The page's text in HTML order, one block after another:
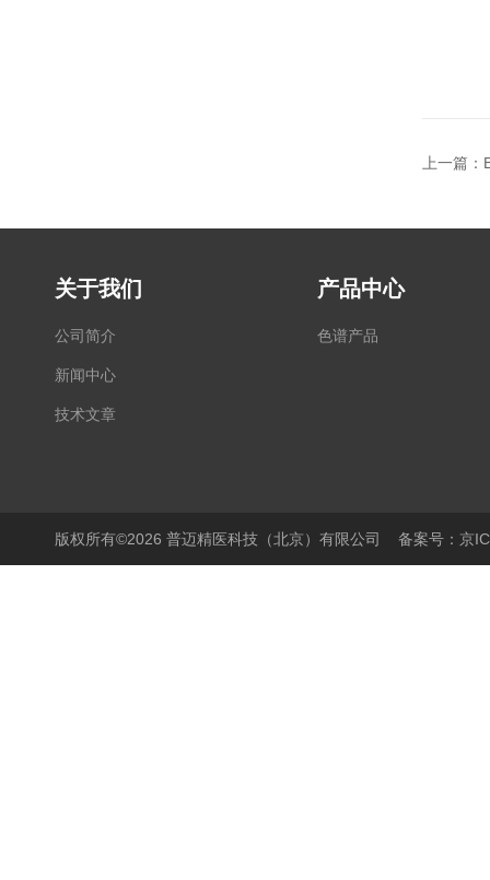
上一篇：
关于我们
公司简介
新闻中心
技术文章
产品中心
色谱产品
版权所有©2026 普迈精医科技（北京）有限公司 备案号：京